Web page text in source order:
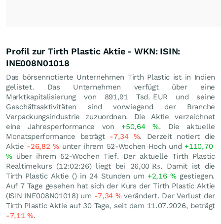
Profil zur Tirth Plastic Aktie - WKN: ISIN:
INE008N01018
Das börsennotierte Unternehmen Tirth Plastic ist in Indien
gelistet. Das Unternehmen verfügt über eine
Marktkapitalisierung von 891,91 Tsd. EUR und seine
Geschäftsaktivitäten sind vorwiegend der Branche
Verpackungsindustrie zuzuordnen. Die Aktie verzeichnet
eine Jahresperformance von +50,64 %. Die aktuelle
Monatsperformance beträgt -7,34 %. Derzeit notiert die
Aktie -26,82% unter ihrem 52-Wochen Hoch und +110,70
%über ihrem 52-Wochen Tief. Der aktuelle Tirth Plastic
Realtimekurs (12:02:26) liegt bei 26,00 ₨. Damit ist die
Tirth Plastic Aktie () in 24 Stunden um +2,16 %gestiegen.
Auf 7 Tage gesehen hat sich der Kurs der Tirth Plastic Aktie
(ISIN INE008N01018) um -7,34 %verändert. Der Verlust der
Tirth Plastic Aktie auf 30 Tage, seit dem 11.07.2026, beträgt
-7,11%.